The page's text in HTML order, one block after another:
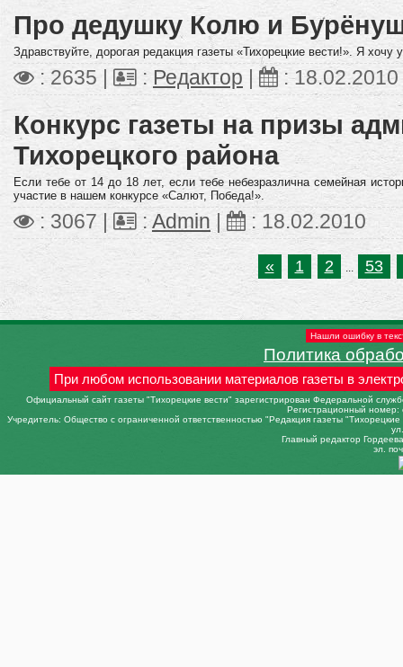
Про дедушку Колю и
Здравствуйте, дорогая редакция газеты «Тихорецкие вести!». Я
: 2635 | : Редактор :18.02.2010
Конкурс газеты на призы
Тихорецкого района
Если тебе от 14 до 18 лет, если тебе небезразлична семейная
участие в нашем конкурсе «Салют, Победа!».
: 3067 | :Admin | : 18.02.2010
« 1 2 ... 53
Нашли ошибку в
Политика
При любом использовании материалов газеты в
Официальный сайт газеты "Тихорецкие вести" зарегистрирован Федеральной
Регистрационный
Учредитель: Общество с ограниченной ответственностью "Редакция газеты
Главный редактор
эл.